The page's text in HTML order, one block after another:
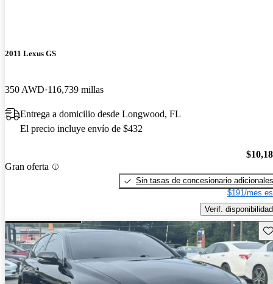
2011 Lexus GS
350 AWD 116,739 millas
Entrega a domicilio desde Longwood, FL
El precio incluye envío de $432
Gran oferta
Sin tasas de concesionario adicionales
$191/mes
Verif. disponibilidad